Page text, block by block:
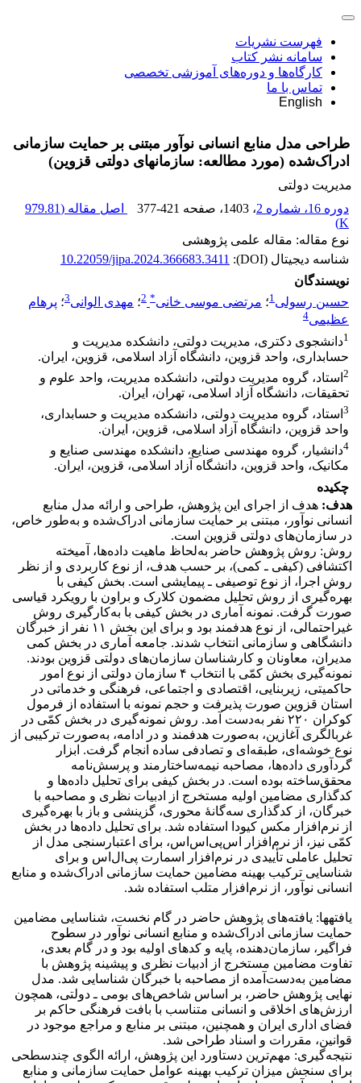
فهرست نشریات
سامانه نشر کتاب
کارگاه‌ها و دوره‌های آموزشی تخصصی
تماس با ما
English
طراحی مدل منابع انسانی نوآور مبتنی بر حمایت سازمانی
ادراک‌شده (مورد مطالعه: سازمان‏های دولتی قزوین)
مدیریت دولتی
دوره 16، شماره 2
، 1403 ، صفحه 377-421 اصل مقاله (979.81
K
)
نوع مقاله: مقاله علمی پژوهشی
شناسه دیجیتال (DOI):
10.22059/jipa.2024.366683.3411
نویسندگان
حسین رسولی1؛ مرتضی موسی خانی*
2؛ مهدی الوانی3؛ پرهام
عظیمی4
1دانشجوی دکتری، مدیریت دولتی، دانشکده مدیریت و
حسابداری، واحد قزوین، دانشگاه آزاد اسلامی، قزوین، ایران.
2 استاد، گروه مدیریت دولتى، دانشکده مدیریت، واحد علوم و
تحقیقات، دانشگاه آزاد اسلامی، تهران، ایران.
3 استاد، گروه مدیریت دولتى، دانشکده مدیریت و حسابداری،
واحد قزوین، دانشگاه آزاد اسلامی، قزوین، ایران.
4دانشیار، گروه مهندسی صنایع، دانشکده مهندسی صنایع و
مکانیک، واحد قزوین، دانشگاه آزاد اسلامی، قزوین، ایران.
چکیده
هدف: هدف از اجرای این پژوهش، طراحی و ارائه مدل منابع
انسانی نوآور، مبتنی بر حمایت سازمانی ادراک‌شده و به‌طور خاص،
در سازمان‌های دولتی قزوین است.
روش: روش پژوهش حاضر به‌لحاظ ماهیت داده‌ها، آمیخته
اکتشافی (کیفی ـ کمی)، بر حسب هدف، از نوع کاربردی و از نظر
روش اجرا، از نوع توصیفی ـ پیمایشی است. بخش کیفی با
بهره‌گیری از روش تحلیل مضمون کلارک و براون با رویکرد قیاسی
صورت گرفت. نمونه آماری در بخش کیفی با به‌کارگیری روش
غیراحتمالی، از نوع هدفمند بود و برای این بخش ۱۱ نفر از خبرگان
دانشگاهی و سازمانی انتخاب شدند. جامعه آماری در بخش کمی
مدیران، معاونان و کارشناسان سازمان‌های دولتی قزوین بودند.
نمونه‌گیری بخش کمّی با انتخاب ۴ سازمان دولتی از نوع امور
حاکمیتی، زیربنایی، اقتصادی و اجتماعی، فرهنگی و خدماتی در
استان قزوین صورت پذیرفت و حجم نمونه با استفاده از فرمول
کوکران ۲۲۰ نفر به‌دست آمد. روش نمونه‌گیری در بخش کمّی در
غربالگری آغازین، به‌صورت هدفمند و در ادامه، به‌صورت ترکیبی از
نوع خوشه‌ای، طبقه‌ای و تصادفی ساده انجام گرفت. ابزار
گردآوری داده‌ها، مصاحبه نیمه‌ساختارمند و پرسش‌نامه
محقق‌ساخته بوده است. در بخش کیفی برای تحلیل داده‌ها و
کدگذاری مضامین اولیه مستخرج از ادبیات نظری و مصاحبه با
خبرگان، از کدگذاری سه‌گانۀ محوری، گزینشی و باز با بهره‌گیری
از نرم‌افزار مکس کیودا استفاده شد. برای تحلیل داده‌ها در بخش
کمّی نیز، از نرم‌افزار اس‌پی‌اس‌اس، برای اعتبارسنجی مدل از
تحلیل عاملی تأییدی در نرم‌افزار اسمارت پی‌ال‌اس و برای
شناسایی ترکیب بهینه مضامین حمایت سازمانی ادراک‌شده و منابع
انسانی نوآور، از نرم‌افزار متلب استفاده شد.
یافته‏ها: یافته‌های پژوهش حاضر در گام نخست، شناسایی مضامین
حمایت سازمانی ادراک‌شده و منابع انسانی نوآور در سطوح
فراگیر، سازمان‌دهنده، پایه و کدهای اولیه بود و در گام بعدی،
تفاوت مضامین مستخرج از ادبیات نظری و پیشینه پژوهش با
مضامین به‌دست‌آمده از مصاحبه با خبرگان شناسایی شد. مدل
نهایی پژوهش حاضر، بر اساس شاخص‌های بومی ـ دولتی، همچون
ارزش‌های اخلاقی و انسانی متناسب با بافت فرهنگی حاکم بر
فضای اداری ایران و همچنین، مبتنی بر منابع و مراجع موجود در
قوانین، مقررات و اسناد طراحی شد.
نتیجه‌گیری: مهم‌ترین دستاورد این پژوهش، ارائه الگوی چندسطحی
برای سنجش میزان ترکیب بهینه عوامل حمایت سازمانی و منابع